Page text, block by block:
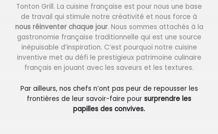
Tonton Grill. La cuisine française est pour nous une base
de travail qui stimule notre créativité et nous force à
nous réinventer chaque jour. Nous sommes attachés à la
gastronomie française traditionnelle qui est une source
inépuisable d’inspiration. C’est pourquoi notre cuisine
inventive met au défi le prestigieux patrimoine culinaire
français en jouant avec les saveurs et les textures.
Par ailleurs, nos chefs n’ont pas peur de repousser les
frontières de leur savoir-faire pour surprendre les
papilles des convives.